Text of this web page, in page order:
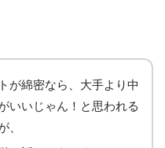
が綿密なら、大手より中
いいじゃん！と思われる
、